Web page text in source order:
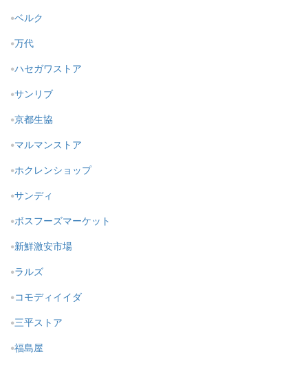
ベルク
万代
ハセガワストア
サンリブ
京都生協
マルマンストア
ホクレンショップ
サンディ
ボスフーズマーケット
新鮮激安市場
ラルズ
コモディイイダ
三平ストア
福島屋